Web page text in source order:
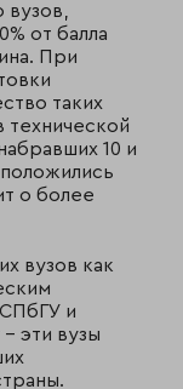
вузов,
от балла
При
таких
технической
10 и
о более
вузов как
и
эти вузы